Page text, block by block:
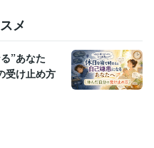
ング、相談
メ
”あなた
受け止め方